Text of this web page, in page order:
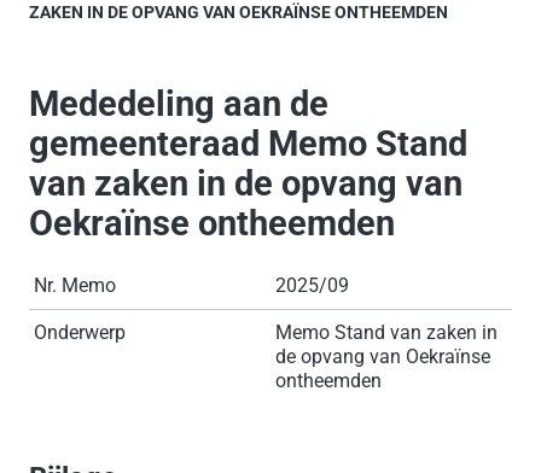
ZAKEN IN DE OPVANG VAN OEKRAÏNSE ONTHEEMDEN
Mededeling aan de
gemeenteraad Memo Stand
van zaken in de opvang van
Oekraïnse ontheemden
Nr. Memo 2025/09
Onderwerp
Memo Stand van zaken in
de opvang van Oekraïnse
ontheemden